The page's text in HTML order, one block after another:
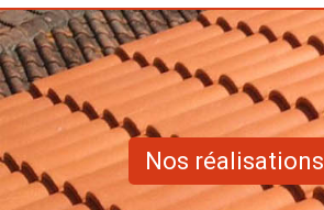
Nos réalisations